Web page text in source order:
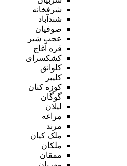
شرفخانه
شندآباد
صوفیان
عجب شیر
قره آغاج
کشکسرای
کلوانق
کلیبر
کوزه کنان
گوگان
لیلان
مراغه
مرند
ملک کیان
ملکان
ممقان